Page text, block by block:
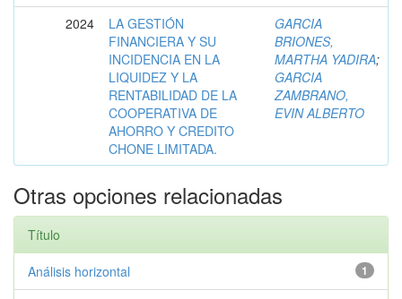
2024
LA GESTIÓN
FINANCIERA Y SU
INCIDENCIA EN LA
LIQUIDEZ Y LA
RENTABILIDAD DE LA
COOPERATIVA DE
AHORRO Y CREDITO
CHONE LIMITADA.
GARCIA
BRIONES,
MARTHA YADIRA;
GARCIA
ZAMBRANO,
EVIN ALBERTO
Otras opciones relacionadas
Título
1
Análisis horizontal